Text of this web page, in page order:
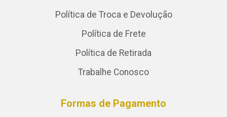
Política de Troca e Devolução
Política de Frete
Política de Retirada
Trabalhe Conosco
Formas de Pagamento